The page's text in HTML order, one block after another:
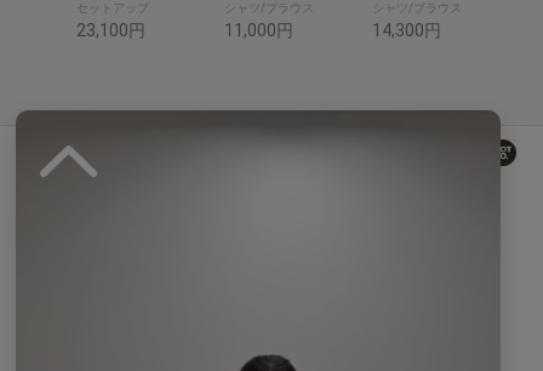
セットアップ
23,100円
シャツ/ブラウス
11,000円
シャツ/ブラウス
14,300円